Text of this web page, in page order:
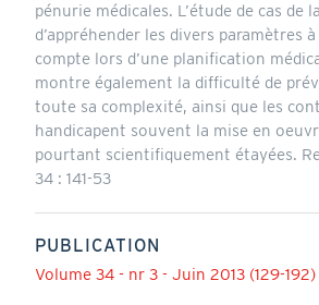
pénurie médicales. L’étude de cas de
d’appréhender les divers paramètres
compte lors d’une planification
montre également la difficulté de
toute sa complexité, ainsi que les
handicapent souvent la mise en
pourtant scientifiquement étayées.
34 : 141-53
PUBLICATION
Volume 34 - nr 3 - Juin 2013 (129-192)